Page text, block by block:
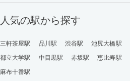
人気の駅から探す
三軒茶屋駅 品川駅 渋谷駅 池尻大橋駅
都立大学駅
中目黒駅 赤坂駅 恵比寿駅
麻布十番駅